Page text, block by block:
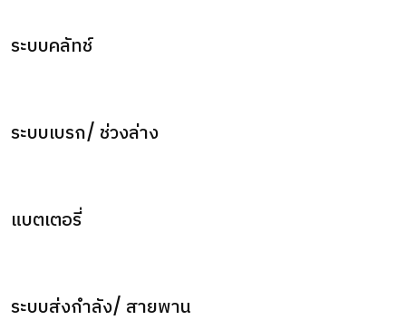
ระบบคลัทช์
ระบบเบรก/ ช่วงล่าง
แบตเตอรี่
ระบบส่งกำลัง/ สายพาน